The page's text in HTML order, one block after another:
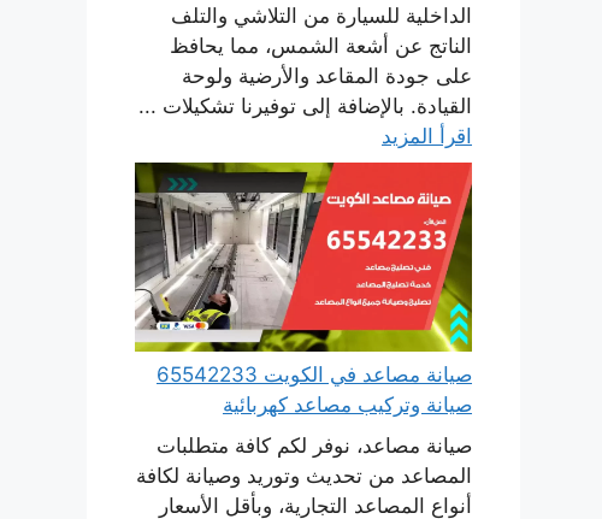
الداخلية للسيارة من التلاشي والتلف
الناتج عن أشعة الشمس، مما يحافظ
على جودة المقاعد والأرضية ولوحة
القيادة. بالإضافة إلى توفيرنا تشكيلات ...
اقرأ المزيد
صيانة مصاعد في الكويت 65542233
صيانة وتركيب مصاعد كهربائية
صيانة مصاعد، نوفر لكم كافة متطلبات
المصاعد من تحديث وتوريد وصيانة لكافة
أنواع المصاعد التجارية، وبأقل الأسعار